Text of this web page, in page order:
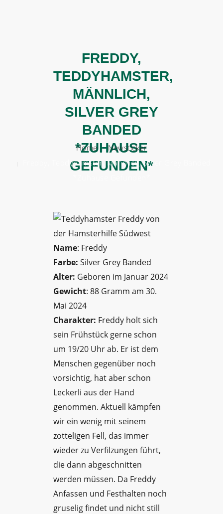
FREDDY,
TEDDYHAMSTER,
MÄNNLICH,
SILVER GREY
BANDED
*ZUHAUSE
GEFUNDEN*
Home
Newsticker
Freddy, Teddyhamster, Männlich, Silver Grey Banded
Name: Freddy
Farbe: Silver Grey Banded
Alter: Geboren im Januar 2024
Gewicht: 88 Gramm am 30.
Mai 2024
Charakter: Freddy holt sich
sein Frühstück gerne schon
um 19/20 Uhr ab. Er ist dem
Menschen gegenüber noch
vorsichtig, hat aber schon
Leckerli aus der Hand
genommen. Aktuell kämpfen
wir ein wenig mit seinem
zotteligen Fell, das immer
wieder zu Verfilzungen führt,
die dann abgeschnitten
werden müssen. Da Freddy
Anfassen und Festhalten noch
gruselig findet und nicht still